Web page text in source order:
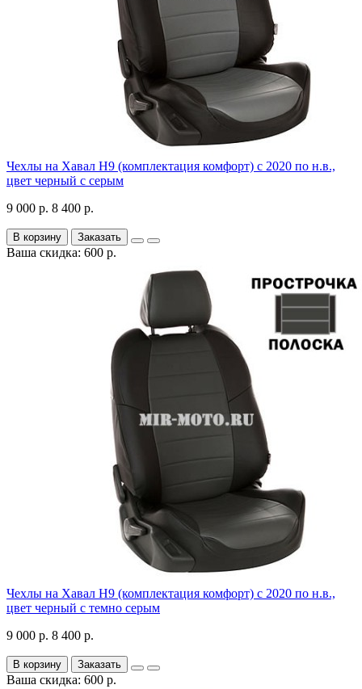
Чехлы на Хавал H9 (комплектация комфорт) с 2020 по н.в.,
цвет черный с серым
9 000 р. 8 400 р.
В корзину Заказать
Ваша скидка: 600 р.
Чехлы на Хавал H9 (комплектация комфорт) с 2020 по н.в.,
цвет черный с темно серым
9 000 р. 8 400 р.
В корзину Заказать
Ваша скидка: 600 р.